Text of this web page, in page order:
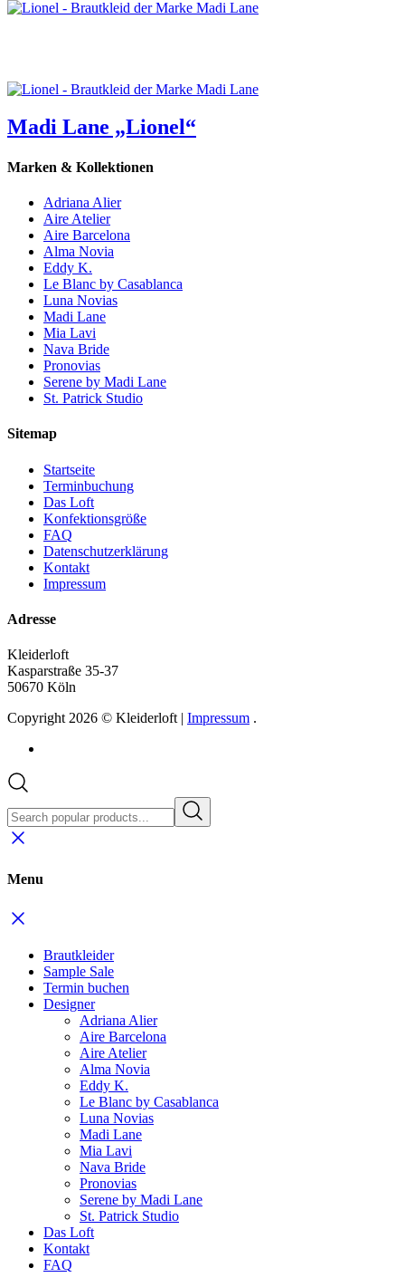
Madi Lane „Lionel“
Marken & Kollektionen
Adriana Alier
Aire Atelier
Aire Barcelona
Alma Novia
Eddy K.
Le Blanc by Casablanca
Luna Novias
Madi Lane
Mia Lavi
Nava Bride
Pronovias
Serene by Madi Lane
St. Patrick Studio
Sitemap
Startseite
Terminbuchung
Das Loft
Konfektionsgröße
FAQ
Datenschutzerklärung
Kontakt
Impressum
Adresse
Kleiderloft
Kasparstraße 35-37
50670 Köln
Copyright 2026 © Kleiderloft | Impressum .
Menu
Brautkleider
Sample Sale
Termin buchen
Designer
Adriana Alier
Aire Barcelona
Aire Atelier
Alma Novia
Eddy K.
Le Blanc by Casablanca
Luna Novias
Madi Lane
Mia Lavi
Nava Bride
Pronovias
Serene by Madi Lane
St. Patrick Studio
Das Loft
Kontakt
FAQ